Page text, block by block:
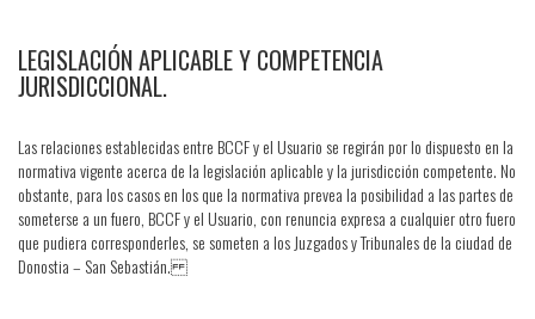
LEGISLACIÓN APLICABLE Y COMPETENCIA
JURISDICCIONAL.
Las relaciones establecidas entre BCCF y el Usuario se regirán por lo dispuesto en la
normativa vigente acerca de la legislación aplicable y la jurisdicción competente. No
obstante, para los casos en los que la normativa prevea la posibilidad a las partes de
someterse a un fuero, BCCF y el Usuario, con renuncia expresa a cualquier otro fuero
que pudiera corresponderles, se someten a los Juzgados y Tribunales de la ciudad de
Donostia – San Sebastián.